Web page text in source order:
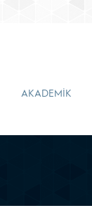
AKADEMİK